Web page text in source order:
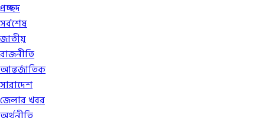
প্রচ্ছদ
সর্বশেষ
জাতীয়
রাজনীতি
আন্তর্জাতিক
সারাদেশ
জেলার খবর